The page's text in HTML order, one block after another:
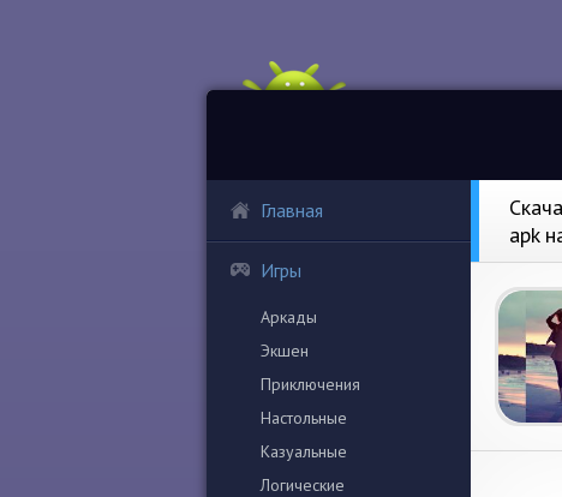
Главная
Игры
Аркады
Экшен
Приключения
Настольные
Казуальные
Логические
apk